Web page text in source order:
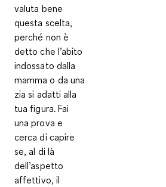
valuta bene
questa scelta,
perché non è
detto che l’abito
indossato dalla
mamma o da una
zia si adatti alla
tua figura. Fai
una prova e
cerca di capire
se, al di là
dell’aspetto
affettivo, il